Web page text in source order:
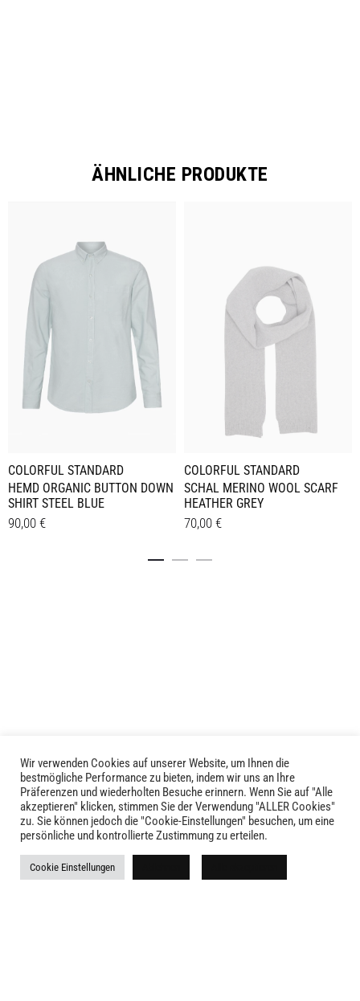
ÄHNLICHE PRODUKTE
COLORFUL STANDARD
HEMD ORGANIC BUTTON DOWN
SHIRT STEEL BLUE
90,00 €
Produktseite
gewählt
werden
COLORFUL STANDARD
SCHAL MERINO WOOL SCARF
HEATHER GREY
70,00 €
LIVID © 2024
Kontakt
Versandkosten
Wir verwenden Cookies auf unserer Website, um Ihnen die
bestmögliche Performance zu bieten, indem wir uns an Ihre
Präferenzen und wiederholten Besuche erinnern. Wenn Sie auf "Alle
akzeptieren" klicken, stimmen Sie der Verwendung "ALLER Cookies"
zu. Sie können jedoch die "Cookie-Einstellungen" besuchen, um eine
persönliche und kontrollierte Zustimmung zu erteilen.
Cookie Einstellungen